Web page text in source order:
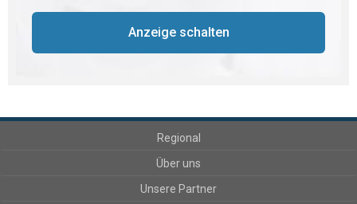
Anzeige schalten
Regional
Über uns
Unsere Partner